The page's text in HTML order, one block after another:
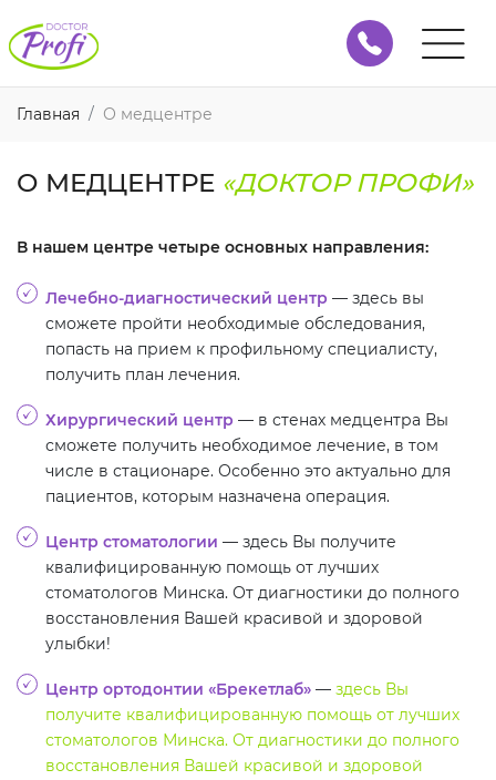
Главная О медцентре
О МЕДЦЕНТРЕ «ДОКТОР ПРОФИ»
В нашем центре четыре основных направления:
Лечебно-диагностический центр — здесь вы
сможете пройти необходимые обследования,
попасть на прием к профильному специалисту,
получить план лечения.
Хирургический центр — в стенах медцентра Вы
сможете получить необходимое лечение, в том
числе в стационаре. Особенно это актуально для
пациентов, которым назначена операция.
Центр стоматологии — здесь Вы получите
квалифицированную помощь от лучших
стоматологов Минска. От диагностики до полного
восстановления Вашей красивой и здоровой
улыбки!
Центр ортодонтии «Брекетлаб» — здесь Вы
получите квалифицированную помощь от лучших
стоматологов Минска. От диагностики до полного
восстановления Вашей красивой и здоровой